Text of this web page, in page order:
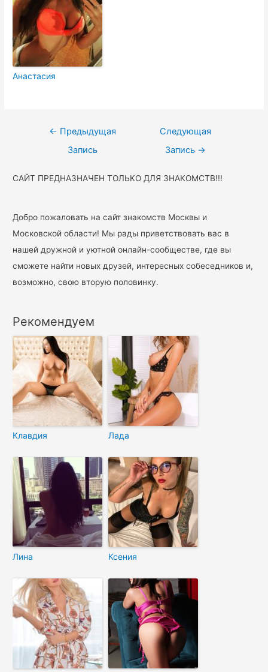
Анастасия
Навигация
← Предыдущая
Запись
Следующая
Запись →
САЙТ ПРЕДНАЗНАЧЕН ТОЛЬКО ДЛЯ ЗНАКОМСТВ!!!
Добро пожаловать на сайт знакомств Москвы и
Московской области! Мы рады приветствовать вас в
нашей дружной и уютной онлайн-сообществе, где вы
сможете найти новых друзей, интересных собеседников и,
возможно, свою вторую половинку.
Рекомендуем
Клавдия Лада
Лина Ксения